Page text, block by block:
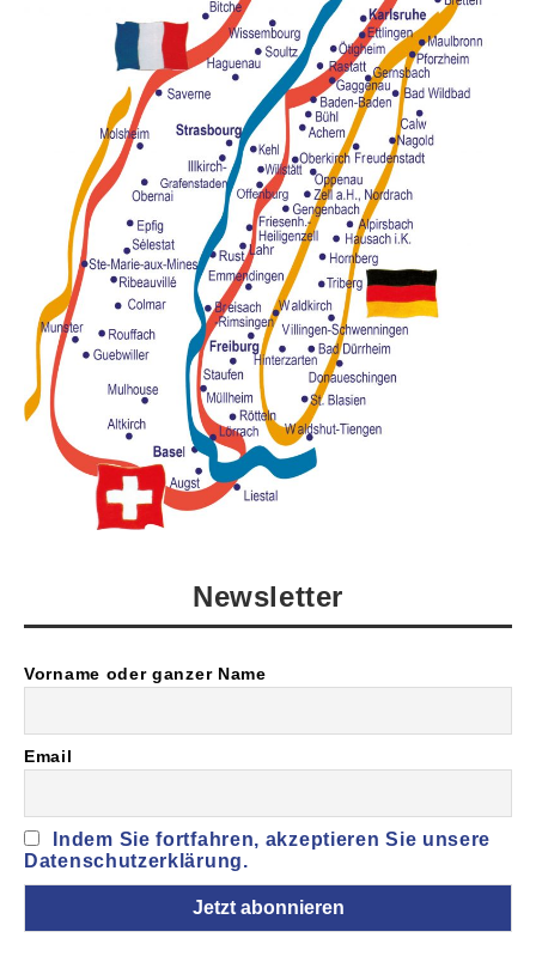
Newsletter
Vorname oder ganzer Name
Email
Indem Sie fortfahren, akzeptieren Sie unsere
Datenschutzerklärung.